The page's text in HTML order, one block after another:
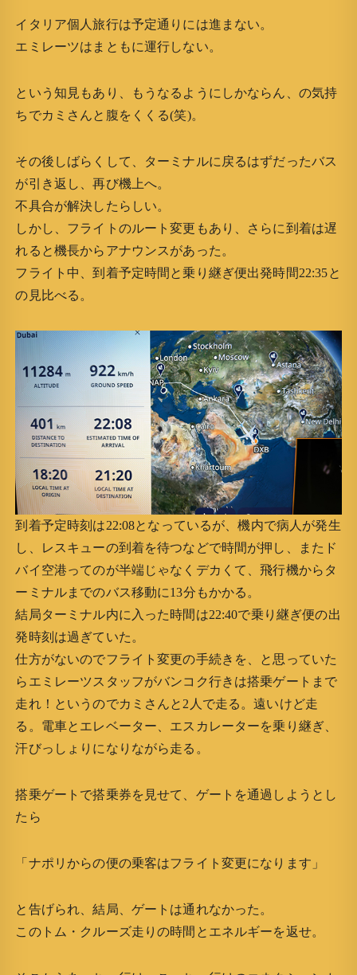
イタリア個人旅行は予定通りには進まない。
エミレーツはまともに運行しない。
という知見もあり、もうなるようにしかならん、の気持
ちでカミさんと腹をくくる(笑)。
その後しばらくして、ターミナルに戻るはずだったバス
が引き返し、再び機上へ。
不具合が解決したらしい。
しかし、フライトのルート変更もあり、さらに到着は遅
れると機長からアナウンスがあった。
フライト中、到着予定時間と乗り継ぎ便出発時間22:35と
の見比べる。
到着予定時刻は22:08となっているが、機内で病人が発生
し、レスキューの到着を待つなどで時間が押し、またド
バイ空港ってのが半端じゃなくデカくて、飛行機からタ
ーミナルまでのバス移動に13分もかかる。
結局ターミナル内に入った時間は22:40で乗り継ぎ便の出
発時刻は過ぎていた。
仕方がないのでフライト変更の手続きを、と思っていた
らエミレーツスタッフがバンコク行きは搭乗ゲートまで
走れ！というのでカミさんと2人で走る。遠いけど走
る。電車とエレベーター、エスカレーターを乗り継ぎ、
汗びっしょりになりながら走る。
搭乗ゲートで搭乗券を見せて、ゲートを通過しようとし
たら
「ナポリからの便の乗客はフライト変更になります」
と告げられ、結局、ゲートは通れなかった。
このトム・クルーズ走りの時間とエネルギーを返せ。